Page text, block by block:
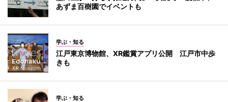
あずま百樹園でイベントも
学ぶ・知る
江戸東京博物館、XR鑑賞アプリ公開 江戸市中歩
きも
学ぶ・知る